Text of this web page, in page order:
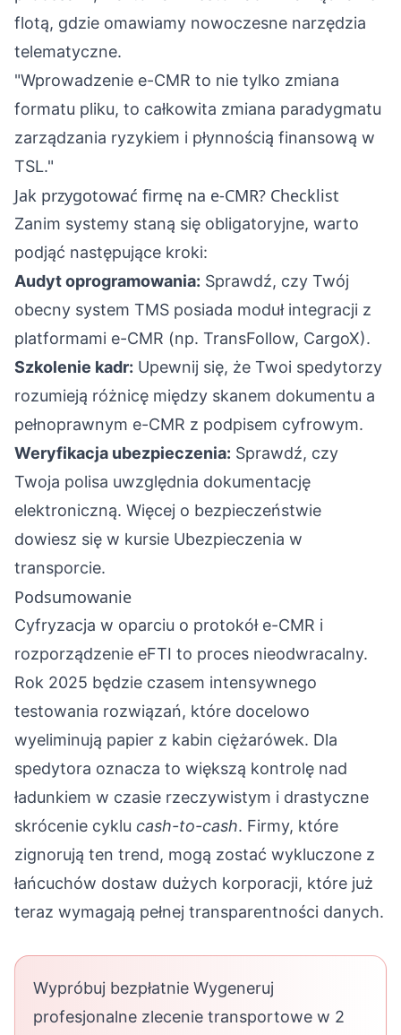
flotą, gdzie omawiamy nowoczesne narzędzia
telematyczne.
"Wprowadzenie e-CMR to nie tylko zmiana
formatu pliku, to całkowita zmiana paradygmatu
zarządzania ryzykiem i płynnością finansową w
TSL."
Jak przygotować firmę na e-CMR? Checklist
Zanim systemy staną się obligatoryjne, warto
podjąć następujące kroki:
Audyt oprogramowania: Sprawdź, czy Twój
obecny system TMS posiada moduł integracji z
platformami e-CMR (np. TransFollow, CargoX).
Szkolenie kadr: Upewnij się, że Twoi spedytorzy
rozumieją różnicę między skanem dokumentu a
pełnoprawnym e-CMR z podpisem cyfrowym.
Weryfikacja ubezpieczenia: Sprawdź, czy
Twoja polisa uwzględnia dokumentację
elektroniczną. Więcej o bezpieczeństwie
dowiesz się w kursie Ubezpieczenia w
transporcie.
Podsumowanie
Cyfryzacja w oparciu o protokół e-CMR i
rozporządzenie eFTI to proces nieodwracalny.
Rok 2025 będzie czasem intensywnego
testowania rozwiązań, które docelowo
wyeliminują papier z kabin ciężarówek. Dla
spedytora oznacza to większą kontrolę nad
ładunkiem w czasie rzeczywistym i drastyczne
skrócenie cyklu cash-to-cash. Firmy, które
zignorują ten trend, mogą zostać wykluczone z
łańcuchów dostaw dużych korporacji, które już
teraz wymagają pełnej transparentności danych.
Wypróbuj bezpłatnie Wygeneruj
profesjonalne zlecenie transportowe w 2